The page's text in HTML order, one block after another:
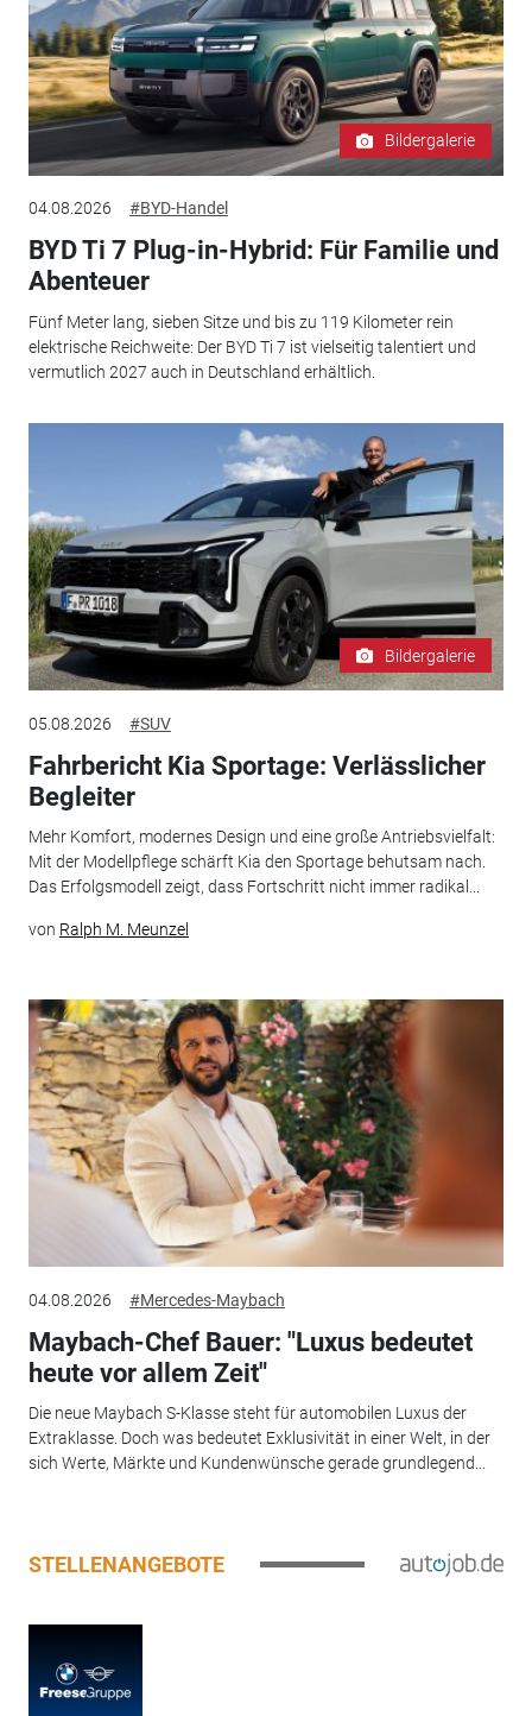
Bildergalerie
04.08.2026 #BYD-Handel
BYD Ti 7 Plug-in-Hybrid: Für Familie und
Abenteuer
Fünf Meter lang, sieben Sitze und bis zu 119 Kilometer rein
elektrische Reichweite: Der BYD Ti 7 ist vielseitig talentiert und
vermutlich 2027 auch in Deutschland erhältlich.
Bildergalerie
05.08.2026 #SUV
Fahrbericht Kia Sportage: Verlässlicher
Begleiter
Mehr Komfort, modernes Design und eine große Antriebsvielfalt:
Mit der Modellpflege schärft Kia den Sportage behutsam nach.
Das Erfolgsmodell zeigt, dass Fortschritt nicht immer radikal...
von Ralph M. Meunzel
04.08.2026 #Mercedes-Maybach
Maybach-Chef Bauer: "Luxus bedeutet
heute vor allem Zeit"
Die neue Maybach S-Klasse steht für automobilen Luxus der
Extraklasse. Doch was bedeutet Exklusivität in einer Welt, in der
sich Werte, Märkte und Kundenwünsche gerade grundlegend...
STELLENANGEBOTE